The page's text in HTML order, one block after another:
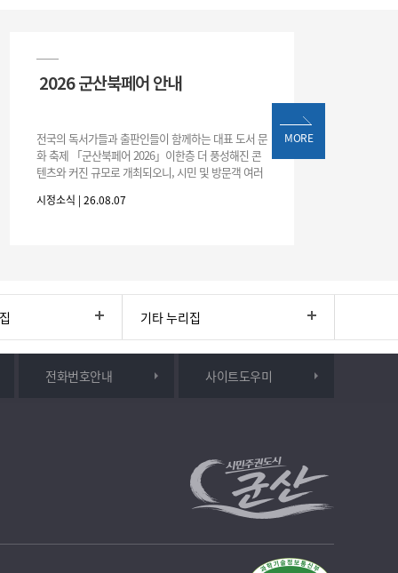
2026 군산북페어 안내
전국의 독서가들과 출판인들이 함께하는 대표 도서 문
화 축제 「군산북페어 2026」이한층 더 풍성해진 콘
텐츠와 커진 규모로 개최되오니, 시민 및 방문객 여러
간: 2026. 8. 28.
시정소식 | 26.08.07
MORE
기타 누리집
전화번호안내 사이트도우미